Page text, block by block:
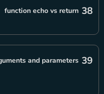
38
function echo vs return
39
and parameters